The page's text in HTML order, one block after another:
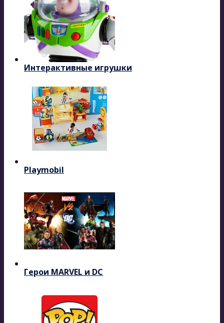
Интерактивные игрушки
Playmobil
Герои MARVEL и DC